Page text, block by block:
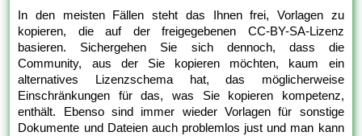
In den meisten Fällen steht das Ihnen frei, Vorlagen zu
kopieren, die auf der freigegebenen CC-BY-SA-Lizenz
basieren. Sichergehen Sie sich dennoch, dass die
Community, aus der Sie kopieren möchten, kaum ein
alternatives Lizenzschema hat, das möglicherweise
Einschränkungen für das, was Sie kopieren kompetenz,
enthält. Ebenso sind immer wieder Vorlagen für sonstige
Dokumente und Dateien auch problemlos just und man kann